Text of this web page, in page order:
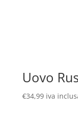
Uovo
€34,99 iva